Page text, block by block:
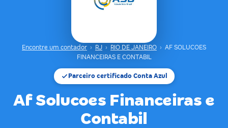
Encontre um contador › RJ › RIO DE JANEIRO › AF SOLUCOES
FINANCEIRAS E CONTABIL
Parceiro certificado Conta Azul
Af Solucoes Financeiras e
Contabil